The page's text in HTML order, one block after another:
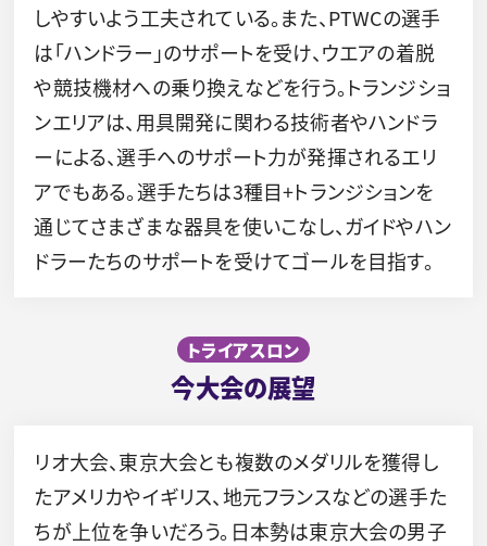
しやすいよう工夫されている。また、PTWCの選手
は「ハンドラー」のサポートを受け、ウエアの着脱
や競技機材への乗り換えなどを行う。トランジショ
ンエリアは、用具開発に関わる技術者やハンドラ
ーによる、選手へのサポート力が発揮されるエリ
アでもある。選手たちは3種目+トランジションを
通じてさまざまな器具を使いこなし、ガイドやハン
ドラーたちのサポートを受けてゴールを目指す。
トライアスロン
今大会の展望
リオ大会、東京大会とも複数のメダリルを獲得し
たアメリカやイギリス、地元フランスなどの選手た
ちが上位を争いだろう。日本勢は東京大会の男子